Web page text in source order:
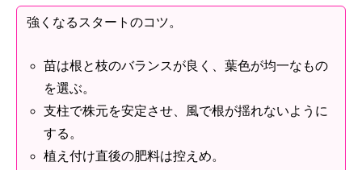
強くなるスタートのコツ。
苗は根と枝のバランスが良く、葉色が均一なもの
を選ぶ。
支柱で株元を安定させ、風で根が揺れないように
する。
植え付け直後の肥料は控えめ。